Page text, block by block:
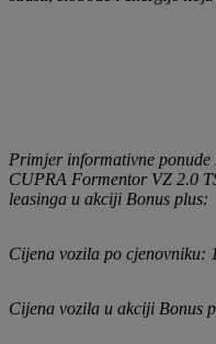
Primjer informativne ponude
CUPRA Formentor VZ 2.0
leasinga u akciji Bonus plus:
Cijena vozila po cjenovniku:
Cijena vozila u akciji Bonus